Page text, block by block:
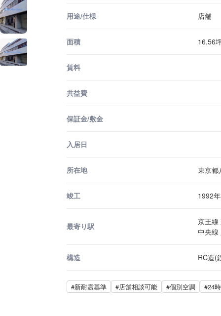
用途/仕様 店舗
面積 16.56
賃料
共益費
保証金/敷金
入居日
所在地 東京都
竣工 1992
最寄り駅
京王線
中央線
構造 RC造(
#新耐震基準 #店舗相談可能 #個別空調 #24